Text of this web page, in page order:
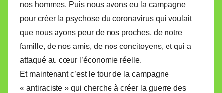
nos hommes. Puis nous avons eu la campagne
pour créer la psychose du coronavirus qui voulait
que nous ayons peur de nos proches, de notre
famille, de nos amis, de nos concitoyens, et qui a
attaqué au cœur l’économie réelle.
Et maintenant c’est le tour de la campagne
« antiraciste » qui cherche à créer la guerre des